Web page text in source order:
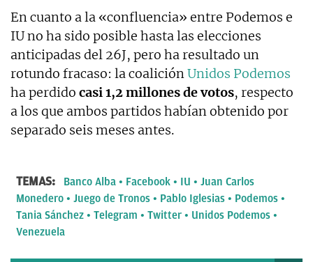
En cuanto a la «confluencia» entre Podemos e
IU no ha sido posible hasta las elecciones
anticipadas del 26J, pero ha resultado un
rotundo fracaso: la coaliciónUnidos Podemos
ha perdido casi 1,2 millones de votos, respecto
a los que ambos partidos habían obtenido por
separado seis meses antes.
TEMAS: Banco Alba Facebook IU
Juan Carlos
Monedero
Juego de Tronos Pablo Iglesias
Podemos
Tania Sánchez
Telegram Twitter
Unidos Podemos
Venezuela